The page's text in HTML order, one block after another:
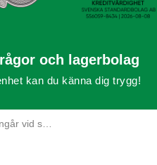
och lagerbolag
kan du känna dig trygg!
av ett bolag?